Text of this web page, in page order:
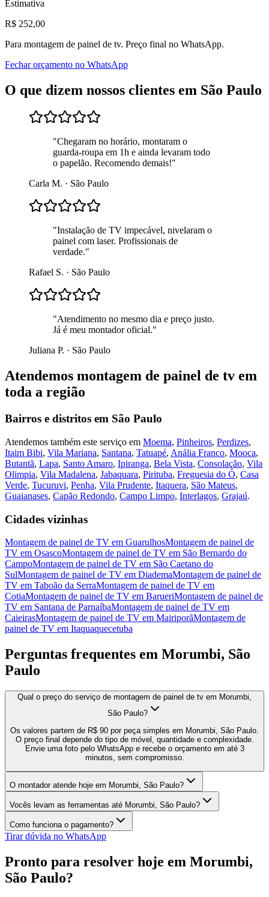
Estimativa
R$ 252,00
Para montagem de painel de tv. Preço final no WhatsApp.
Fechar orçamento no WhatsApp
O que dizem nossos clientes em São Paulo
"Chegaram no horário, montaram o
guarda-roupa em 1h e ainda levaram todo
o papelão. Recomendo demais!"
Carla M. · São Paulo
"Instalação de TV impecável, nivelaram o
painel com laser. Profissionais de
verdade."
Rafael S. · São Paulo
"Atendimento no mesmo dia e preço justo.
Já é meu montador oficial."
Juliana P. · São Paulo
Atendemos montagem de painel de tv em
toda a região
Bairros e distritos em São Paulo
Atendemos também este serviço em Moema, Pinheiros, Perdizes,
Itaim Bibi, Vila Mariana, Santana, Tatuapé, Anália Franco, Mooca,
Butantã, Lapa, Santo Amaro, Ipiranga, Bela Vista, Consolação, Vila
Olimpia, Vila Madalena, Jabaquara, Pirituba, Freguesia do Ó, Casa
Verde, Tucuruvi, Penha, Vila Prudente, Itaquera, São Mateus,
Guaianases, Capão Redondo, Campo Limpo, Interlagos, Grajaú.
Cidades vizinhas
Montagem de painel de TV em GuarulhosMontagem de painel de
TV em OsascoMontagem de painel de TV em São Bernardo do
CampoMontagem de painel de TV em São Caetano do
SulMontagem de painel de TV em DiademaMontagem de painel de
TV em Taboão da SerraMontagem de painel de TV em
CotiaMontagem de painel de TV em BarueriMontagem de painel de
TV em Santana de ParnaíbaMontagem de painel de TV em
CaieirasMontagem de painel de TV em MairiporãMontagem de
painel de TV em Itaquaquecetuba
Perguntas frequentes em Morumbi, São
Paulo
Qual o preço do serviço de montagem de painel de tv em Morumbi,
São Paulo?
Os valores partem de R$ 90 por peça simples em Morumbi, São Paulo.
O preço final depende do tipo de móvel, quantidade e complexidade.
Envie uma foto pelo WhatsApp e recebe o orçamento em até 3
minutos, sem compromisso.
O montador atende hoje em Morumbi, São Paulo?
Vocês levam as ferramentas até Morumbi, São Paulo?
Como funciona o pagamento?
Tirar dúvida no WhatsApp
Pronto para resolver hoje em Morumbi,
São Paulo?